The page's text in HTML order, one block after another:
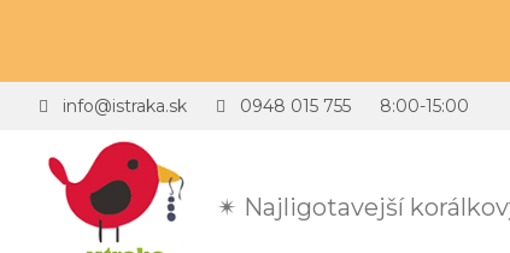
✴ Najligotavejší
info@istraka.sk 0948 015 755 8:00-15:00